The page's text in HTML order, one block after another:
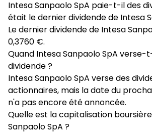
Intesa Sanpaolo SpA paie-t-il des
était le dernier dividende de Intesa
Le dernier dividende de Intesa
0,3760 €.
Quand Intesa Sanpaolo SpA
dividende ?
Intesa Sanpaolo SpA verse des
actionnaires, mais la date du
n'a pas encore été annoncée.
Quelle est la capitalisation
Sanpaolo SpA ?